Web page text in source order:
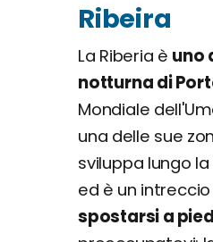
Ribeira
La Riberia è uno
notturna di
Mondiale
una delle sue
sviluppa lungo
ed è un
spostarsi a